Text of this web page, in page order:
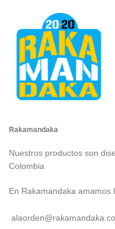
Rakamandaka
Nuestros productos son
Colombia
En Rakamandaka amamos